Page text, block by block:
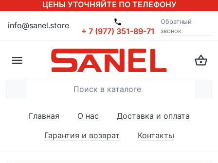
ЦЕНЫ УТОЧНЯЙТЕ ПО ТЕЛЕФОНУ
info@sanel.store
+ 7 (977) 351-89-71
Обратный
звонок
Главная О нас
Доставка и оплата
Гарантия и возврат
Контакты